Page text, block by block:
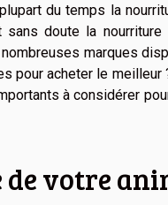
du temps la
sans doute la
marques
pour acheter le meilleur
à considérer
de votre